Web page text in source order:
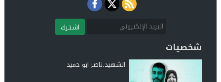
اشـتـرك
شخصيات
الشهيد.ناصر ابو حميد